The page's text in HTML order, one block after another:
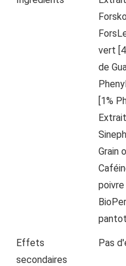
vert
de
[1%
Grain
poivre
Effets
secondaires
Pas